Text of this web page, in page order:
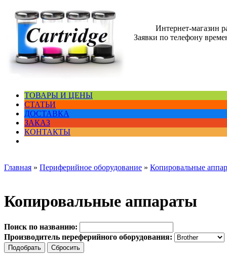
Интернет-магазин
Заявки по телефону
ТОВАРЫ И ЦЕНЫ
СТАТЬИ
ДОСТАВКА
ЗАКАЗ
КОНТАКТЫ
Главная » Периферийное оборудование » Копировальные
Копировальные аппараты
Поиск по названию:
Производитель переферийного оборудования: